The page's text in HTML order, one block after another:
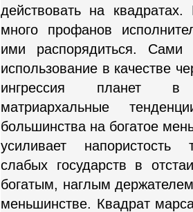
действовать на
много профанов
ими распорядиться.
использование в качестве
ингрессия планет в
матриархальные
большинства на богатое
усиливает напористость
слабых государств в
богатым, наглым
меньшинстве. Квадрат